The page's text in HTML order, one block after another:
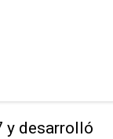
y desarrolló